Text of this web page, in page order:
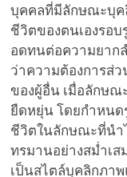
บุคคลที่มีลักษณะบุค
ชีวิตของตนเองรอบ
อดทนต่อความยาก
ว่าความต้องการส่
ของผู้อื่น เมื่อลักษณ
ยืดหยุ่น โดยกำหน
ชีวิตในลักษณะที่นำ
ทรมานอย่างสม่ำเส
เป็นสไตล์บุคลิกภา